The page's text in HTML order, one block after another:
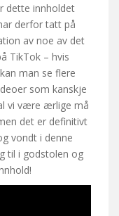
dette innholdet
derfor tatt på
av noe av det
TikTok – hvis
man se flere
som kanskje
vi være ærlige må
det er definitivt
vondt i denne
til i godstolen og